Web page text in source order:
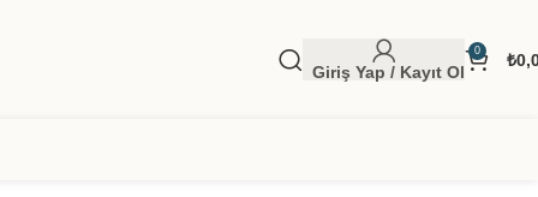
Giriş Yap / Kayıt Ol
0 ₺